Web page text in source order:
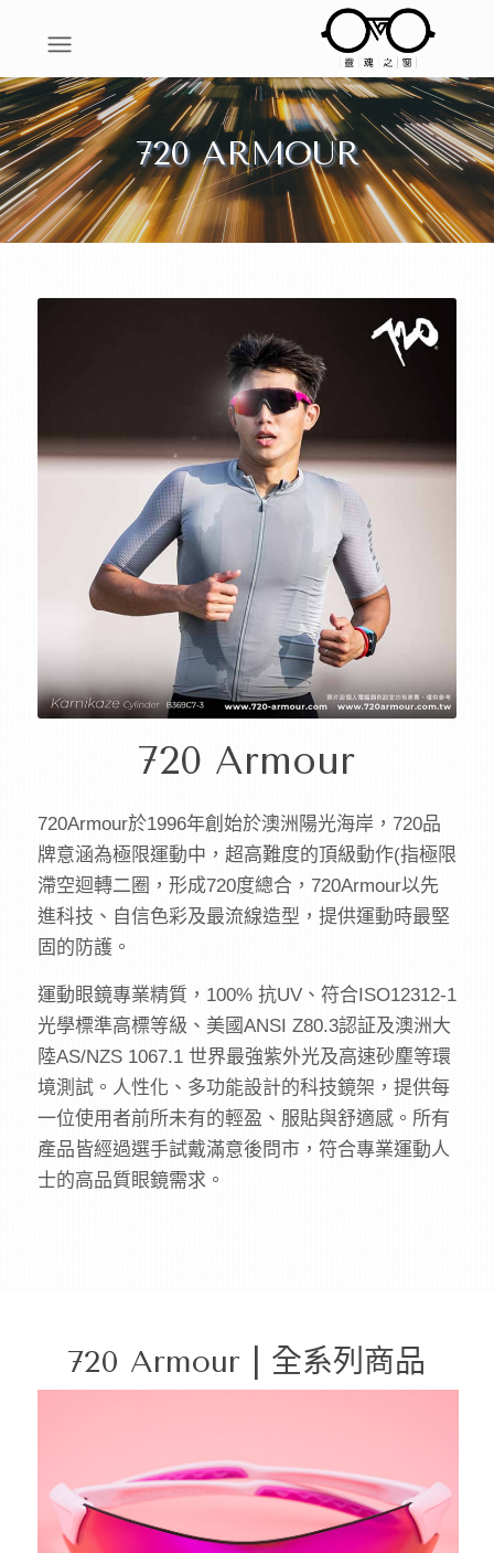
720 ARMOUR
720 Armour
720Armour於1996年創始於澳洲陽光海岸，720品
牌意涵為極限運動中，超高難度的頂級動作(指極限
滯空迴轉二圈，形成720度總合，720Armour以先
進科技、自信色彩及最流線造型，提供運動時最堅
固的防護。
運動眼鏡專業精質，100% 抗UV、符合ISO12312-1
光學標準高標等級、美國ANSI Z80.3認証及澳洲大
陸AS/NZS 1067.1 世界最強紫外光及高速砂麈等環
境測試。人性化、多功能設計的科技鏡架，提供每
一位使用者前所未有的輕盈、服貼與舒適感。所有
產品皆經過選手試戴滿意後問市，符合專業運動人
士的高品質眼鏡需求。
720 Armour | 全系列商品